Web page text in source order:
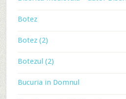
Botez
Botez (2)
Botezul (2)
Bucuria in Domnul